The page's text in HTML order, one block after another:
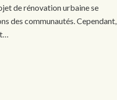
de rénovation urbaine se
des communautés. Cependant,